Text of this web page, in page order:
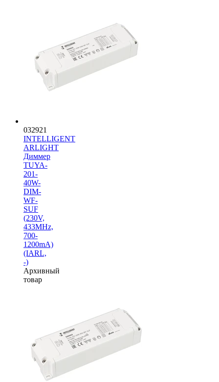
032921
INTELLIGENT
ARLIGHT
Диммер
TUYA-
201-
40W-
DIM-
WF-
SUF
(230V,
433MHz,
700-
1200mA)
(IARL,
-)
Архивный
товар